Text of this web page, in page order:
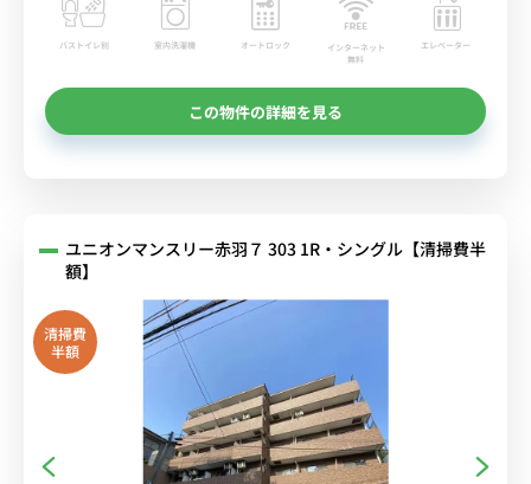
バストイレ別 室内洗濯機 オートロック
インターネット
無料
エレベーター
この物件の詳細を見る
ユニオンマンスリー赤羽７ 303 1R・シングル【清掃費半
額】
清掃費
半額